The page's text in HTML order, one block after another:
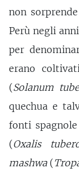
non
Perù negli
per
erano
(Solanum
quechua e
fonti
(Oxalis
mashwa(